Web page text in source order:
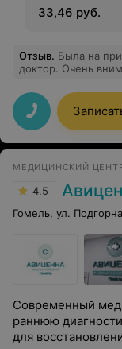
33,46 руб.
Отзыв. Была на
доктор. Очень
выставил мне
МЕДИЦИНСКИЙ
4.5
Гомель, ул.
Современный
раннюю
для